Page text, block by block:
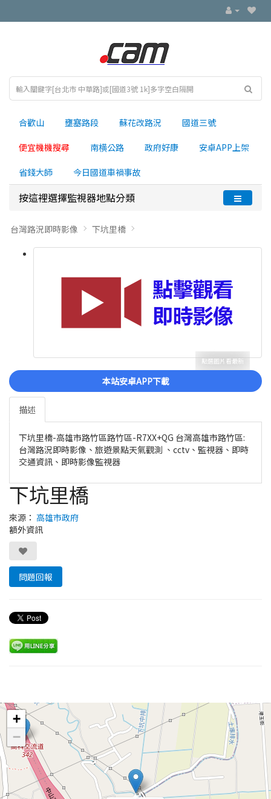
合歡山 壅塞路段 蘇花改路況 國道三號
便宜機機搜尋 南横公路 政府好康 安卓APP上架
省錢大師 今日國道車禍事故
按這裡選擇監視器地點分類
台灣路況即時影像 下坑里橋
點選圖片看最新
本站安卓APP下載
描述
下坑里橋-高雄市路竹區路竹區-R7XX+QG 台灣高雄市路竹區:
台灣路況即時影像、旅遊景點天氣觀測 、cctv、監視器、即時
交通資訊、即時影像監視器
下坑里橋
來源： 高雄市政府
額外資訊
問題回報
+
−